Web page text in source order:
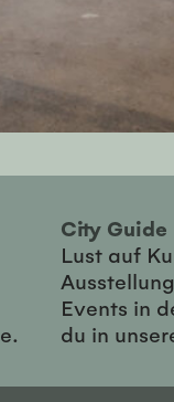
City Guide
Lust auf
Events in
du in